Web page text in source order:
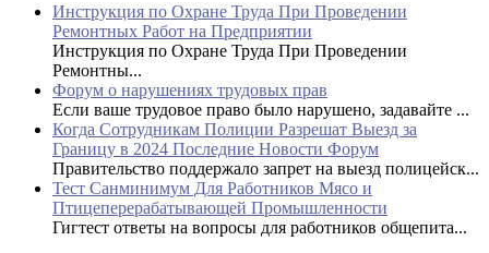
Инструкция по Охране Труда При Проведении
Ремонтных Работ на Предприятии
Инструкция по Охране Труда При Проведении
Ремонтны...
Форум о нарушениях трудовых прав
Если ваше трудовое право было нарушено, задавайте ...
Когда Сотрудникам Полиции Разрешат Выезд за
Границу в 2024 Последние Новости Форум
Правительство поддержало запрет на выезд полицейск...
Тест Санминимум Для Работников Мясо и
Птицеперерабатывающей Промышленности
Гигтест ответы на вопросы для работников общепита...